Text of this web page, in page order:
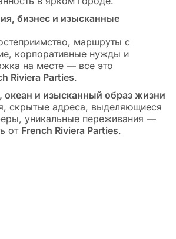
бизнес и изысканные
маршруты с
корпоративные нужды и
на месте — все это
Riviera Parties.
океан и изысканный образ жизни
скрытые адреса, выделяющиеся
уникальные переживания —
от French Riviera Parties.